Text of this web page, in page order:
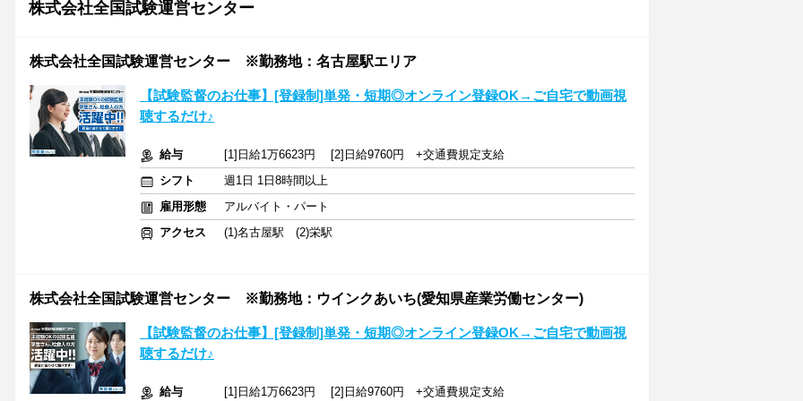
株式会社全国試験運営センター
株式会社全国試験運営センター ※勤務地：名古屋駅エリア
【試験監督のお仕事】[登録制]単発・短期◎オンライン登録OK→ご自宅で動画視
聴するだけ♪
給与
[1]日給1万6623円 [2]日給9760円 +交通費規定支給
シフト
週1日 1日8時間以上
雇用形態
アルバイト・パート
アクセス
(1)名古屋駅 (2)栄駅
株式会社全国試験運営センター ※勤務地：ウインクあいち(愛知県産業労働センター)
【試験監督のお仕事】[登録制]単発・短期◎オンライン登録OK→ご自宅で動画視
聴するだけ♪
給与 [1]日給1万6623円 [2]日給9760円 +交通費規定支給